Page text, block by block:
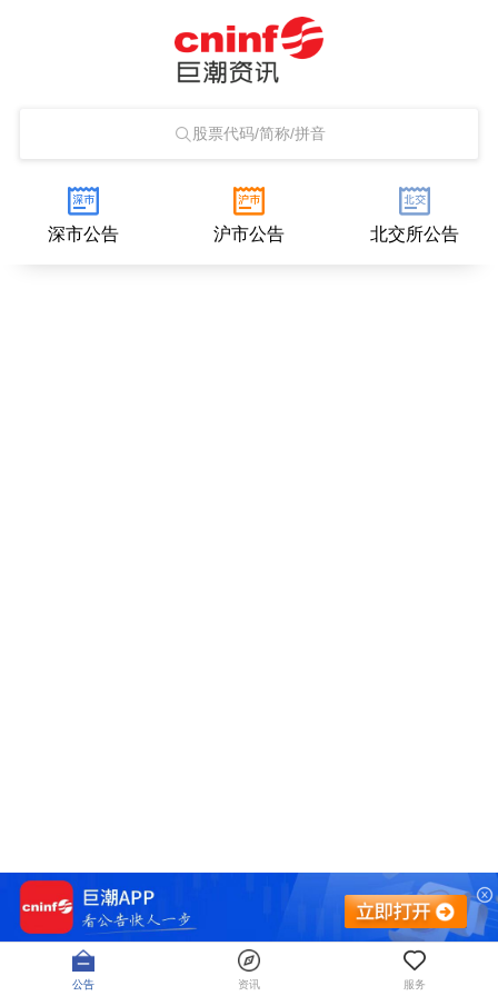
股票代码/简称/拼音
深市公告 沪市公告 北交所公告
公告 资讯 服务